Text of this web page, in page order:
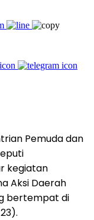
Pemuda dan
kegiatan
Aksi Daerah
bertempat di